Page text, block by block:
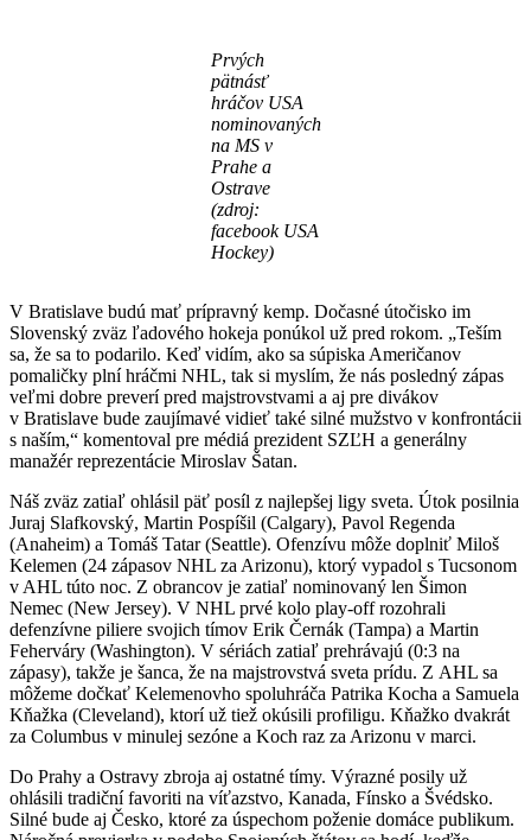
Prvých
pätnásť
hráčov USA
nominovaných
na MS v
Prahe a
Ostrave
(zdroj:
facebook USA
Hockey)
V Bratislave budú mať prípravný kemp. Dočasné útočisko im
Slovenský zväz ľadového hokeja ponúkol už pred rokom. „Teším
sa, že sa to podarilo. Keď vidím, ako sa súpiska Američanov
pomaličky plní hráčmi NHL, tak si myslím, že nás posledný zápas
veľmi dobre preverí pred majstrovstvami a aj pre divákov
v Bratislave bude zaujímavé vidieť také silné mužstvo v konfrontácii
s naším,“ komentoval pre médiá prezident SZĽH a generálny
manažér reprezentácie Miroslav Šatan.
Náš zväz zatiaľ ohlásil päť posíl z najlepšej ligy sveta. Útok posilnia
Juraj Slafkovský, Martin Pospíšil (Calgary), Pavol Regenda
(Anaheim) a Tomáš Tatar (Seattle). Ofenzívu môže doplniť Miloš
Kelemen (24 zápasov NHL za Arizonu), ktorý vypadol s Tucsonom
v AHL túto noc. Z obrancov je zatiaľ nominovaný len Šimon
Nemec (New Jersey). V NHL prvé kolo play-off rozohrali
defenzívne piliere svojich tímov Erik Černák (Tampa) a Martin
Feherváry (Washington). V sériách zatiaľ prehrávajú (0:3 na
zápasy), takže je šanca, že na majstrovstvá sveta prídu. Z AHL sa
môžeme dočkať Kelemenovho spoluhráča Patrika Kocha a Samuela
Kňažka (Cleveland), ktorí už tiež okúsili profiligu. Kňažko dvakrát
za Columbus v minulej sezóne a Koch raz za Arizonu v marci.
Do Prahy a Ostravy zbroja aj ostatné tímy. Výrazné posily už
ohlásili tradiční favoriti na víťazstvo, Kanada, Fínsko a Švédsko.
Silné bude aj Česko, ktoré za úspechom poženie domáce publikum.